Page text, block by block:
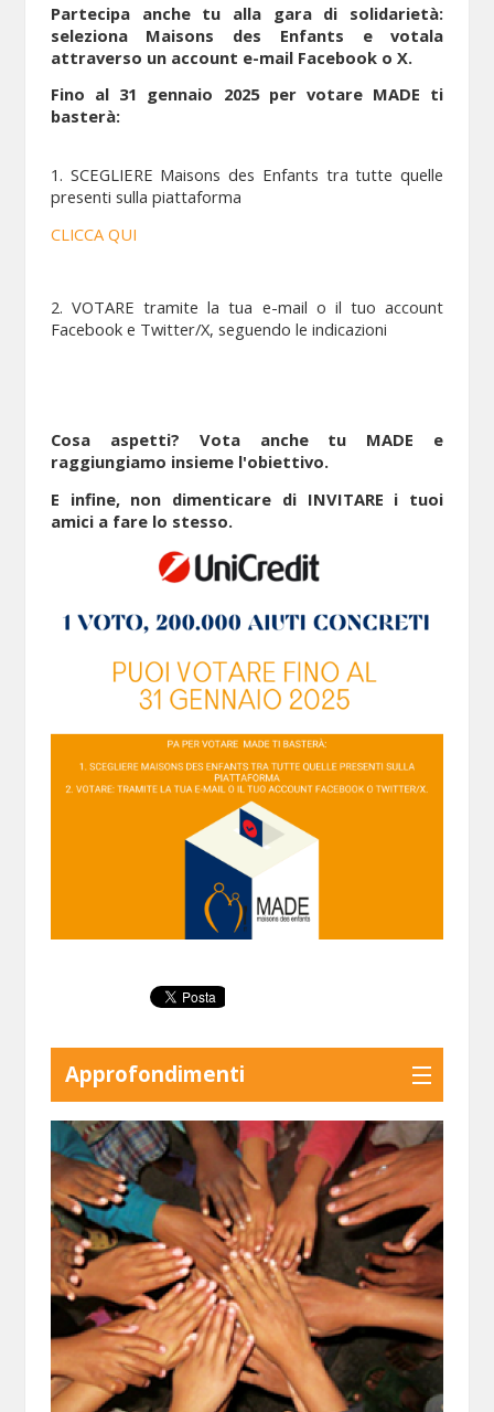
Partecipa anche tu alla gara di solidarietà:
seleziona Maisons des Enfants e votala
attraverso un account e-mail Facebook o X.
Fino al 31 gennaio 2025 per votare MADE ti
basterà:
1. SCEGLIERE Maisons des Enfants tra tutte quelle
presenti sulla piattaforma
CLICCA QUI
2. VOTARE tramite la tua e-mail o il tuo account
Facebook e Twitter/X, seguendo le indicazioni
Cosa aspetti? Vota anche tu MADE e
raggiungiamo insieme l'obiettivo.
E infine, non dimenticare di INVITARE i tuoi
amici a fare lo stesso.
Approfondimenti